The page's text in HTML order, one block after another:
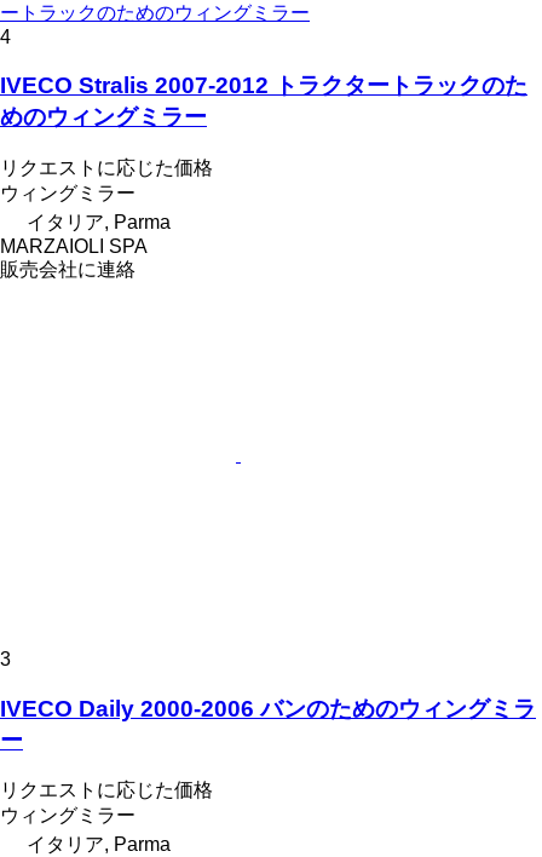
ートラックのためのウィングミラー
4
IVECO Stralis 2007-2012 トラクタートラックのた
めのウィングミラー
リクエストに応じた価格
ウィングミラー
イタリア, Parma
MARZAIOLI SPA
販売会社に連絡
3
IVECO Daily 2000-2006 バンのためのウィングミラ
ー
リクエストに応じた価格
ウィングミラー
イタリア, Parma